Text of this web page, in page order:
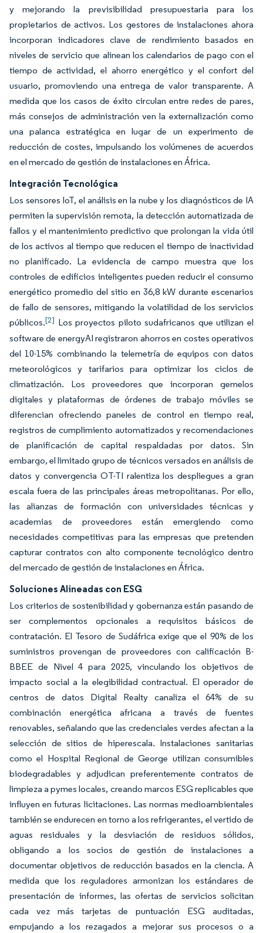
y mejorando la previsibilidad presupuestaria para los
propietarios de activos. Los gestores de instalaciones ahora
incorporan indicadores clave de rendimiento basados en
niveles de servicio que alinean los calendarios de pago con el
tiempo de actividad, el ahorro energético y el confort del
usuario, promoviendo una entrega de valor transparente. A
medida que los casos de éxito circulan entre redes de pares,
más consejos de administración ven la externalización como
una palanca estratégica en lugar de un experimento de
reducción de costes, impulsando los volúmenes de acuerdos
en el mercado de gestión de instalaciones en África.
Integración Tecnológica
Los sensores IoT, el análisis en la nube y los diagnósticos de IA
permiten la supervisión remota, la detección automatizada de
fallos y el mantenimiento predictivo que prolongan la vida útil
de los activos al tiempo que reducen el tiempo de inactividad
no planificado. La evidencia de campo muestra que los
controles de edificios inteligentes pueden reducir el consumo
energético promedio del sitio en 36,8 kW durante escenarios
de fallo de sensores, mitigando la volatilidad de los servicios
públicos.[2] Los proyectos piloto sudafricanos que utilizan el
software de energyAI registraron ahorros en costes operativos
del 10-15% combinando la telemetría de equipos con datos
meteorológicos y tarifarios para optimizar los ciclos de
climatización. Los proveedores que incorporan gemelos
digitales y plataformas de órdenes de trabajo móviles se
diferencian ofreciendo paneles de control en tiempo real,
registros de cumplimiento automatizados y recomendaciones
de planificación de capital respaldadas por datos. Sin
embargo, el limitado grupo de técnicos versados en análisis de
datos y convergencia OT-TI ralentiza los despliegues a gran
escala fuera de las principales áreas metropolitanas. Por ello,
las alianzas de formación con universidades técnicas y
academias de proveedores están emergiendo como
necesidades competitivas para las empresas que pretenden
capturar contratos con alto componente tecnológico dentro
del mercado de gestión de instalaciones en África.
Soluciones Alineadas con ESG
Los criterios de sostenibilidad y gobernanza están pasando de
ser complementos opcionales a requisitos básicos de
contratación. El Tesoro de Sudáfrica exige que el 90% de los
suministros provengan de proveedores con calificación B-
BBEE de Nivel 4 para 2025, vinculando los objetivos de
impacto social a la elegibilidad contractual. El operador de
centros de datos Digital Realty canaliza el 64% de su
combinación energética africana a través de fuentes
renovables, señalando que las credenciales verdes afectan a la
selección de sitios de hiperescala. Instalaciones sanitarias
como el Hospital Regional de George utilizan consumibles
biodegradables y adjudican preferentemente contratos de
limpieza a pymes locales, creando marcos ESG replicables que
influyen en futuras licitaciones. Las normas medioambientales
también se endurecen en torno a los refrigerantes, el vertido de
aguas residuales y la desviación de residuos sólidos,
obligando a los socios de gestión de instalaciones a
documentar objetivos de reducción basados en la ciencia. A
medida que los reguladores armonizan los estándares de
presentación de informes, las ofertas de servicios solicitan
cada vez más tarjetas de puntuación ESG auditadas,
empujando a los rezagados a mejorar sus procesos o a